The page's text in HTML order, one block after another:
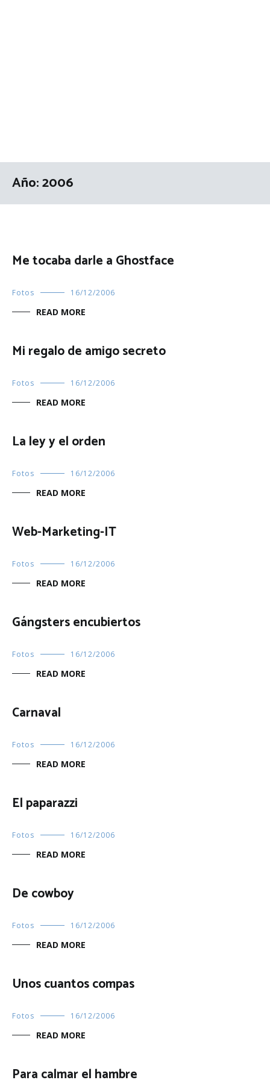
Año:2006
Me tocaba darle a Ghostface
Fotos 16/12/2006
READ MORE
Mi regalo de amigo secreto
Fotos 16/12/2006
READ MORE
La ley y el orden
Fotos 16/12/2006
READ MORE
Web-Marketing-IT
Fotos 16/12/2006
READ MORE
Gángsters encubiertos
Fotos 16/12/2006
READ MORE
Carnaval
Fotos 16/12/2006
READ MORE
El paparazzi
Fotos 16/12/2006
READ MORE
De cowboy
Fotos 16/12/2006
READ MORE
Unos cuantos compas
Fotos 16/12/2006
READ MORE
Para calmar el hambre